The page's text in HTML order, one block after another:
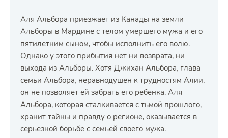
Аля Альбора приезжает из Канады на земли
Альборы в Мардине с телом умершего мужа и его
пятилетним сыном, чтобы исполнить его волю.
Однако у этого прибытия нет ни возврата, ни
выхода из Альборы. Хотя Джихан Альбора, глава
семьи Альбора, неравнодушен к трудностям Алии,
он не позволяет ей забрать его ребенка. Аля
Альбора, которая сталкивается с тьмой прошлого,
хранит тайны и правду о регионе, оказывается в
серьезной борьбе с семьей своего мужа.